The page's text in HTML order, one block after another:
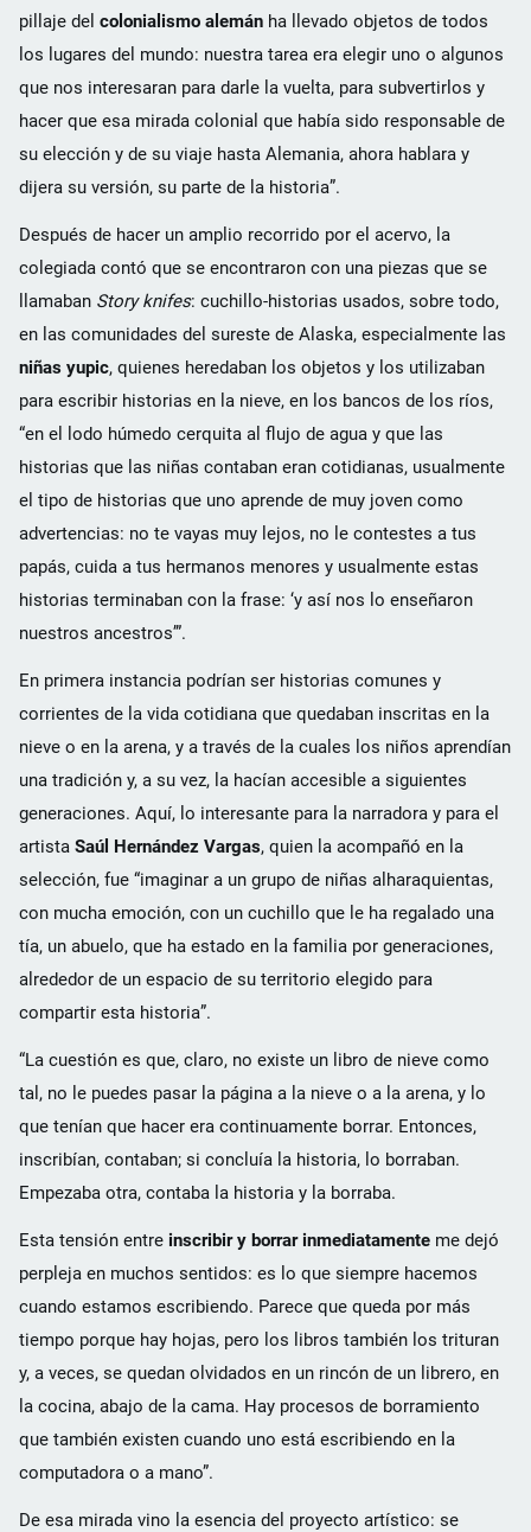
pillaje del colonialismo alemán ha llevado objetos de todos
los lugares del mundo: nuestra tarea era elegir uno o algunos
que nos interesaran para darle la vuelta, para subvertirlos y
hacer que esa mirada colonial que había sido responsable de
su elección y de su viaje hasta Alemania, ahora hablara y
dijera su versión, su parte de la historia”.
Después de hacer un amplio recorrido por el acervo, la
colegiada contó que se encontraron con una piezas que se
llamaban Story knifes: cuchillo-historias usados, sobre todo,
en las comunidades del sureste de Alaska, especialmente las
niñas yupic, quienes heredaban los objetos y los utilizaban
para escribir historias en la nieve, en los bancos de los ríos,
“en el lodo húmedo cerquita al flujo de agua y que las
historias que las niñas contaban eran cotidianas, usualmente
el tipo de historias que uno aprende de muy joven como
advertencias: no te vayas muy lejos, no le contestes a tus
papás, cuida a tus hermanos menores y usualmente estas
historias terminaban con la frase: ‘y así nos lo enseñaron
nuestros ancestros’”.
En primera instancia podrían ser historias comunes y
corrientes de la vida cotidiana que quedaban inscritas en la
nieve o en la arena, y a través de la cuales los niños aprendían
una tradición y, a su vez, la hacían accesible a siguientes
generaciones. Aquí, lo interesante para la narradora y para el
artista Saúl Hernández Vargas, quien la acompañó en la
selección, fue “imaginar a un grupo de niñas alharaquientas,
con mucha emoción, con un cuchillo que le ha regalado una
tía, un abuelo, que ha estado en la familia por generaciones,
alrededor de un espacio de su territorio elegido para
compartir esta historia”.
“La cuestión es que, claro, no existe un libro de nieve como
tal, no le puedes pasar la página a la nieve o a la arena, y lo
que tenían que hacer era continuamente borrar. Entonces,
inscribían, contaban; si concluía la historia, lo borraban.
Empezaba otra, contaba la historia y la borraba.
Esta tensión entre inscribir y borrar inmediatamente me dejó
perpleja en muchos sentidos: es lo que siempre hacemos
cuando estamos escribiendo. Parece que queda por más
tiempo porque hay hojas, pero los libros también los trituran
y, a veces, se quedan olvidados en un rincón de un librero, en
la cocina, abajo de la cama. Hay procesos de borramiento
que también existen cuando uno está escribiendo en la
computadora o a mano”.
De esa mirada vino la esencia del proyecto artístico: se